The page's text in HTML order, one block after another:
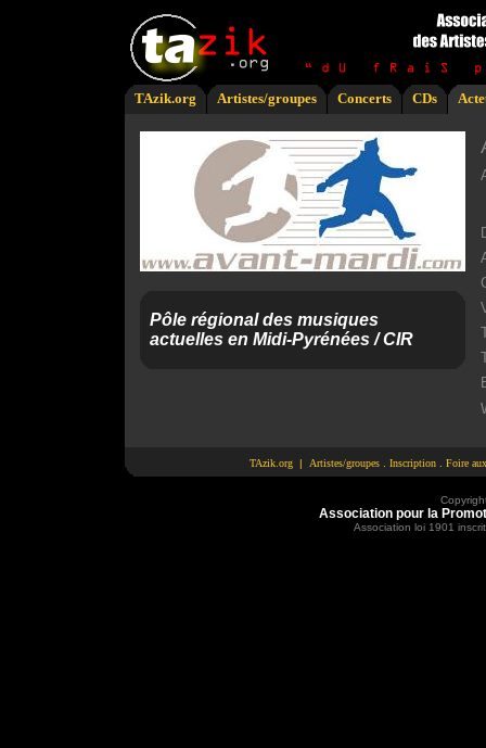
TAzik.org Artistes/groupes Concerts CDs
Pôle régional des musiques
actuelles en Midi-Pyrénées / CIR
TAzik.org | Artistes/groupes . Inscription . Foire
Association pour la
Association loi 1901